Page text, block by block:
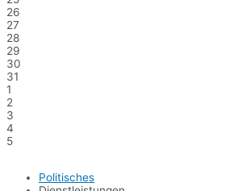
26
27
28
29
30
31
1
2
3
4
5
Politisches